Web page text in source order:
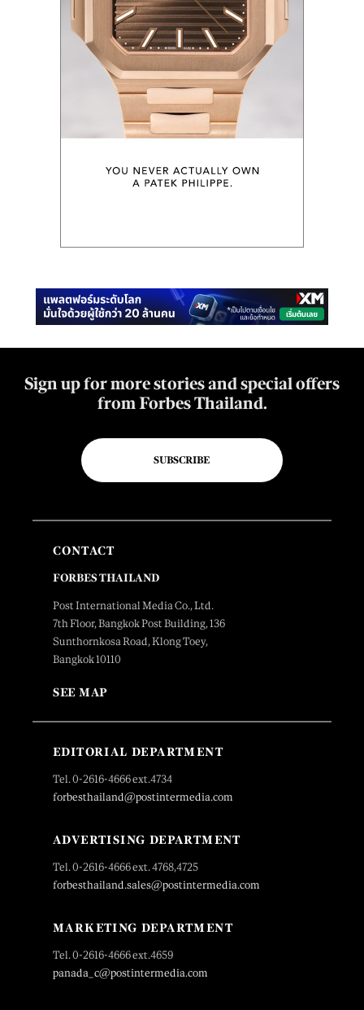
Sign up for more stories and special offers
from Forbes Thailand.
SUBSCRIBE
CONTACT
FORBES THAILAND
Post International Media Co., Ltd.
7th Floor, Bangkok Post Building, 136
Sunthornkosa Road, Klong Toey,
Bangkok 10110
SEE MAP
EDITORIAL DEPARTMENT
Tel. 0-2616-4666 ext.4734
forbesthailand@postintermedia.com
ADVERTISING DEPARTMENT
Tel. 0-2616-4666 ext. 4768,4725
forbesthailand.sales@postintermedia.com
MARKETING DEPARTMENT
Tel. 0-2616-4666 ext.4659
panada_c@postintermedia.com